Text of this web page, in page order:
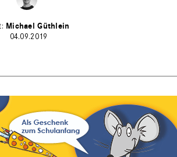
Michael Güthlein
04.09.2019